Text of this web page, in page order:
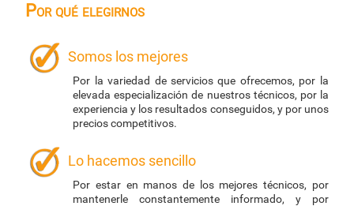
Por qué elegirnos
Somos los mejores
Por la variedad de servicios que ofrecemos, por la
elevada especialización de nuestros técnicos, por la
experiencia y los resultados conseguidos, y por unos
precios competitivos.
Lo hacemos sencillo
Por estar en manos de los mejores técnicos, por
mantenerle constantemente informado, y por